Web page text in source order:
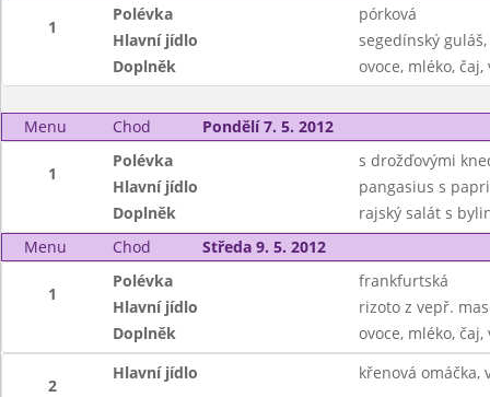
1
Polévka
pórková
Hlavní jídlo
segedínský
Doplněk
ovoce, mléko,
Menu Chod Pondělí 7. 5. 2012
1
Polévka
s drožďovými
Hlavní jídlo
pangasius s
Doplněk
rajský salát s
Menu
Chod Středa 9. 5. 2012
1
Polévka
frankfurtská
Hlavní jídlo
rizoto z vepř.
Doplněk
ovoce, mléko,
2
Hlavní jídlo křenová omáčka,